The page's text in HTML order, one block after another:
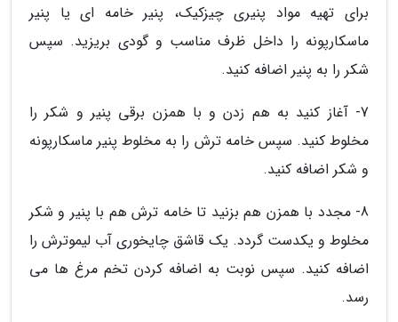
برای تهیه مواد پنیری چیزکیک، پنیر خامه ای یا پنیر
ماسکارپونه را داخل ظرف مناسب و گودی بریزید. سپس
شکر را به پنیر اضافه کنید.
7- آغاز کنید به هم زدن و با همزن برقی پنیر و شکر را
مخلوط کنید. سپس خامه ترش را به مخلوط پنیر ماسکارپونه
و شکر اضافه کنید.
8- مجدد با همزن هم بزنید تا خامه ترش هم با پنیر و شکر
مخلوط و یکدست گردد. یک قاشق چایخوری آب لیموترش را
اضافه کنید. سپس نوبت به اضافه کردن تخم مرغ ها می
رسد.